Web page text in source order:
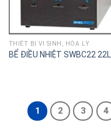
THIÊT BỊ VI SINH, HÓA LÝ
BỂ ĐIỀU NHIỆT SWBC22 22L
1 2 3 4